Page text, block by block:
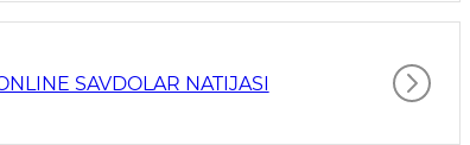
SAVDOLAR NATIJASI